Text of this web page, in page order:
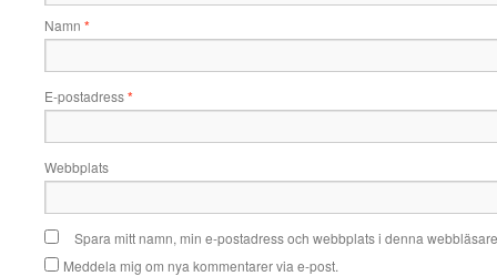
Namn *
E-postadress*
Webbplats
Spara mitt namn, min e-postadress och webbplats i denna
Meddela mig om nya kommentarer via e-post.